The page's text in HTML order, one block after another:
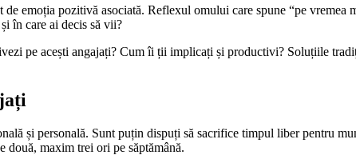
emoția pozitivă asociată. Reflexul omului care spune “pe vremea
în care ai decis să vii?
pe acești angajați? Cum îi ții implicați și productivi? Soluțiile
și personală. Sunt puțin dispuți să sacrifice timpul liber pentru
două, maxim trei ori pe săptămână.